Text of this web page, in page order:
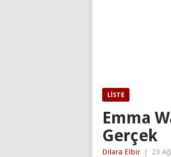
LISTE
Emma
Gerçek
Dilara Elbir | 23